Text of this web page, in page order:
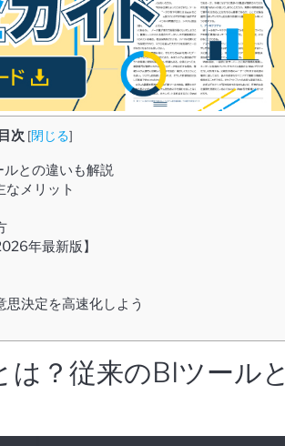
目次 [閉じる]
との違いも解説
メリット
年最新版】
決定を高速化しよう
は？従来のBIツール